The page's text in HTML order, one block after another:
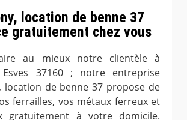
location de benne 37
gratuitement chez vous
au mieux notre clientèle à
37160 ; notre entreprise
location de benne 37 propose de
ferrailles, vos métaux ferreux et
gratuitement à votre domicile.